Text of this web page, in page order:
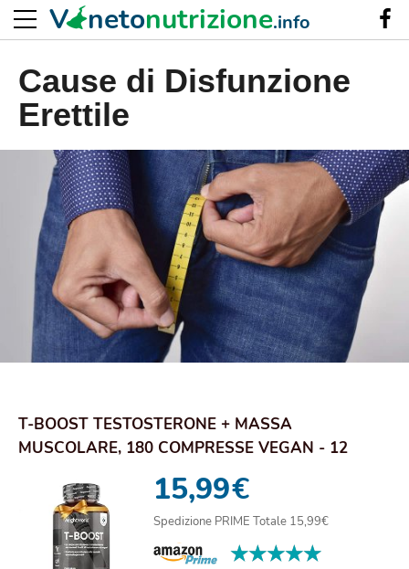
Cause di Disfunzione
Erettile
T-BOOST TESTOSTERONE + MASSA
MUSCOLARE, 180 COMPRESSE VEGAN - 12
15,99€
Spedizione PRIME Totale 15,99€
★★★★★
★★★★★
V netonutrizione.info